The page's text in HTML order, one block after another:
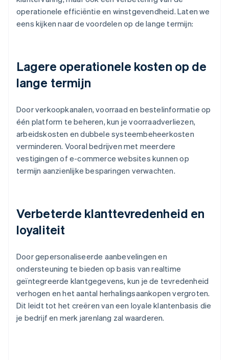
operationele efficiëntie en winstgevendheid. Laten we
eens kijken naar de voordelen op de lange termijn:
Lagere operationele kosten op de
lange termijn
Door verkoopkanalen, voorraad en bestelinformatie op
één platform te beheren, kun je voorraadverliezen,
arbeidskosten en dubbele systeembeheerkosten
verminderen. Vooral bedrijven met meerdere
vestigingen of e-commerce websites kunnen op
termijn aanzienlijke besparingen verwachten.
Verbeterde klanttevredenheid en
loyaliteit
Door gepersonaliseerde aanbevelingen en
ondersteuning te bieden op basis van realtime
geïntegreerde klantgegevens, kun je de tevredenheid
verhogen en het aantal herhalingsaankopen vergroten.
Dit leidt tot het creëren van een loyale klantenbasis die
je bedrijf en merk jarenlang zal waarderen.